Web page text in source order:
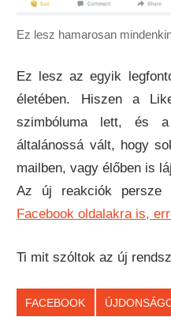
Ez lesz hamarosan
Ez lesz az egyik
életében. Hiszen a
szimbóluma lett, és
általánossá vált, hogy
mailben, vagy élőben is
Az új reakciók persze
Facebook oldalakra is,
Ti mit szóltok az új
FACEBOOK